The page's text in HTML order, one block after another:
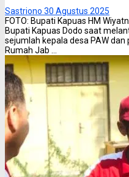
Sastriono 30 Agustus 2025
FOTO: Bupati Kapuas HM
Bupati Kapuas Dodo saat
sejumlah kepala desa PAW dan
Rumah Jab ...